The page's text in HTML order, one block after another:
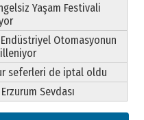
Yaşam Festivali
Otomasyonun
seferleri de iptal oldu
Sevdası